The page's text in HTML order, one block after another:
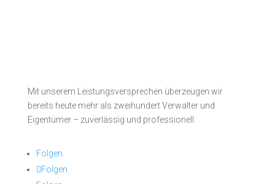
Mit unserem Leistungsversprechen überzeugen wir
bereits heute mehr als zweihundert Verwalter und
Eigentümer – zuverlässig und professionell.
Folgen
Folgen